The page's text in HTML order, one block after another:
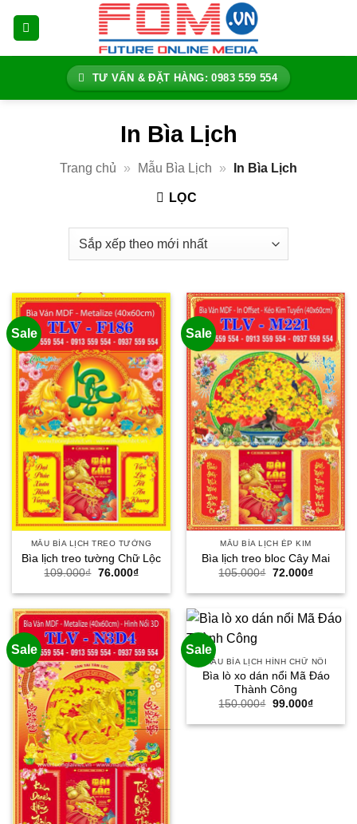
TƯ VẤN & ĐẶT HÀNG: 0983 559 554
In Bìa Lịch
Trang chủ » Mẫu Bìa Lịch » In Bìa Lịch
LỌC
Sale
MẪU BÌA LỊCH TREO TƯỜNG
Bìa lịch treo tường Chữ Lộc
109.000₫ Giá
là:
76.000₫Giá
tại
76.000₫.
Sale
MẪU BÌA LỊCH ÉP KIM
Bìa lịch treo bloc Cây Mai
105.000₫ Giá
là:
72.000₫Giá
tại
72.000₫.
Sale Sale
MẪU BÌA LỊCH HÌNH CHỮ NỔI
Bìa lò xo dán nổi Mã Đáo
Thành Công
150.000₫ Giá
là:
99.000₫Giá
tại